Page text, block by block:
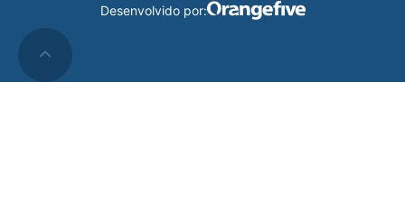
Desenvolvido por: